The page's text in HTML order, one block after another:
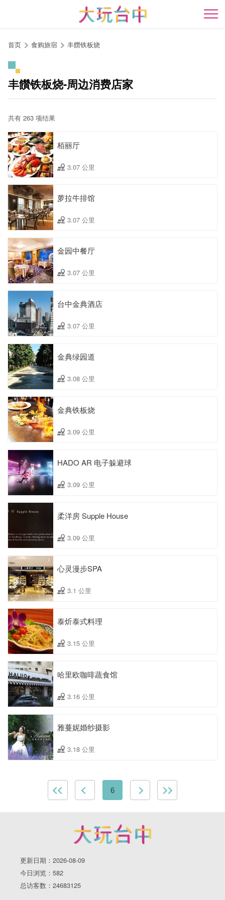
开
首页 食购旅宿 丰饡铁板烧
丰饡铁板烧-周边消费店家
共有 263 项结果
栢丽厅
3.07 公里
萝拉牛排馆
3.07 公里
金园中餐厅
3.07 公里
台中金典酒店
3.07 公里
金典绿园道
3.08 公里
金典铁板烧
3.09 公里
HADO AR 电子躲避球
3.09 公里
柔洋房 Supple House
3.09 公里
心灵漫步SPA
3.1 公里
泰炘泰式料理
3.15 公里
哈里欧咖啡蔬食馆
3.16 公里
雅蔓妮婚纱摄影
3.18 公里
6
更新日期：2026-08-09
今日浏览：582
总访客数：24683125